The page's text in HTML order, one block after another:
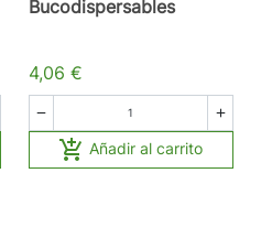
Bucodispersables
4,06 €
 
 Añadir al carrito